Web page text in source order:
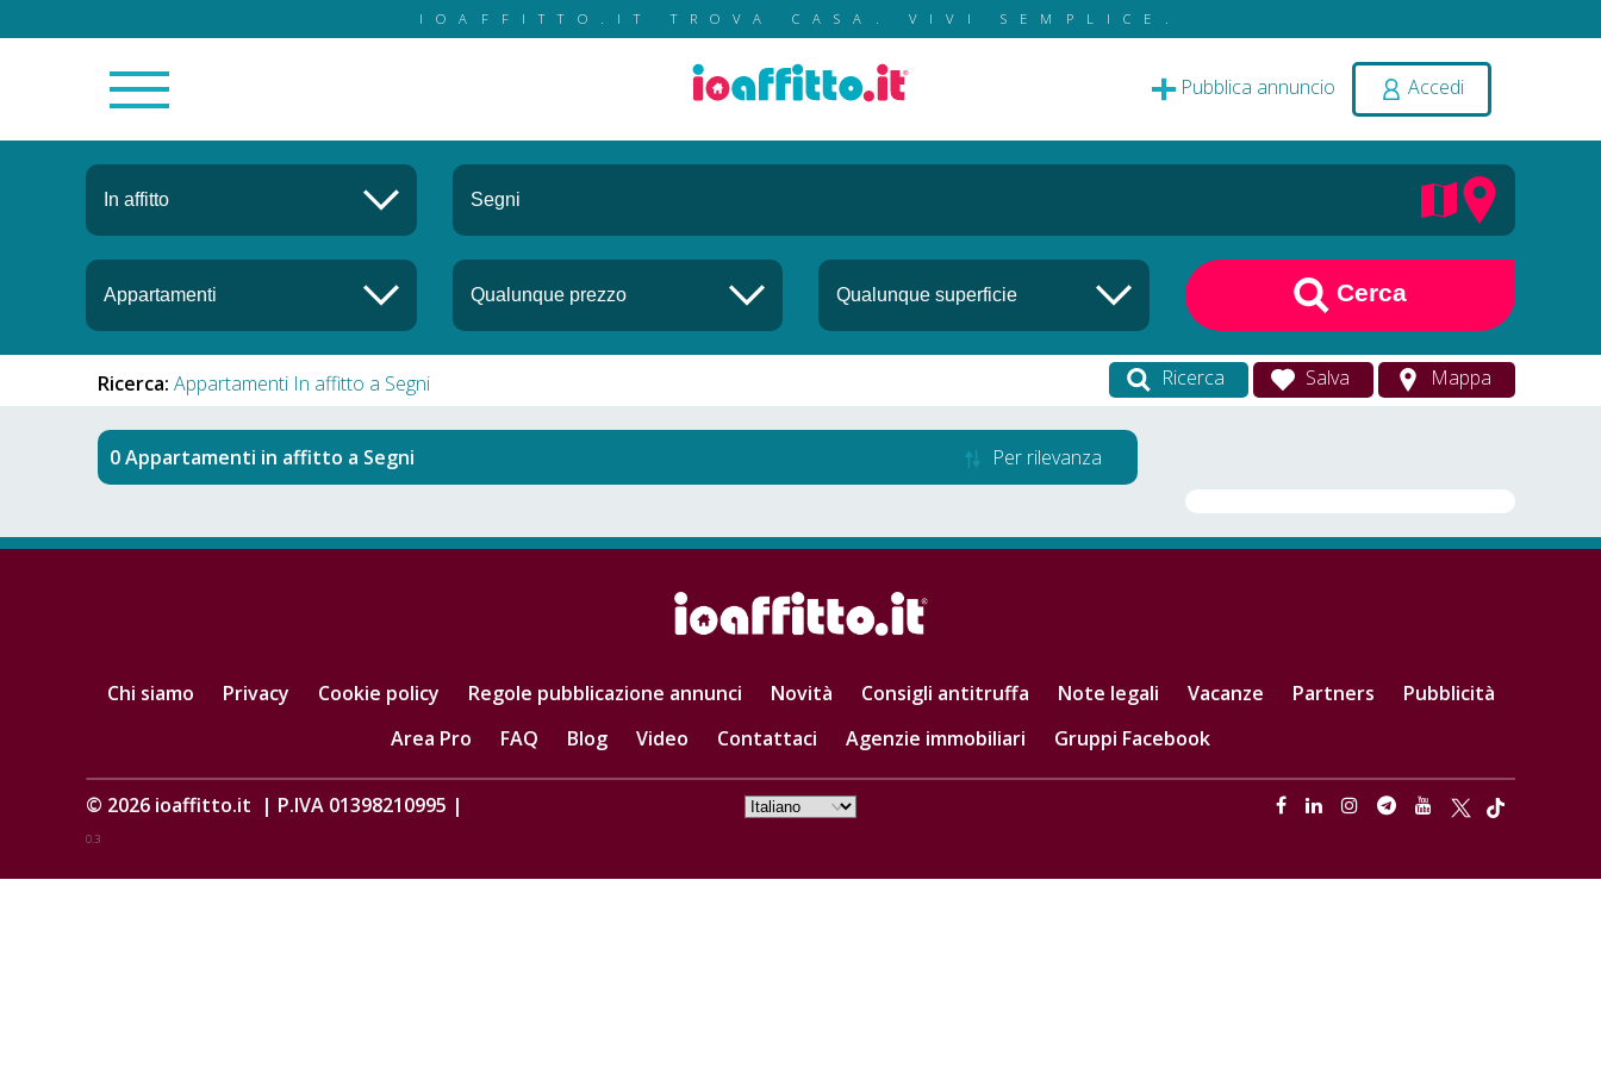
IOAFFITTO.IT TROVA CASA. VIVI SEMPLICE.
Pubblica annuncio Accedi
Cerca
Ricerca: Appartamenti In affitto a Segni Ricerca Salva Mappa
Appartamenti in affitto a Segni Per rilevanza
Chi siamo Privacy Cookie policy Regole pubblicazione annunci Novità Consigli antitruffa Note legali Vacanze Partners
Pubblicità
Area Pro
FAQ Blog Video Contattaci Agenzie immobiliari Gruppi Facebook
© 2026 ioaffitto.it | P.IVA 01398210995 |
0.3